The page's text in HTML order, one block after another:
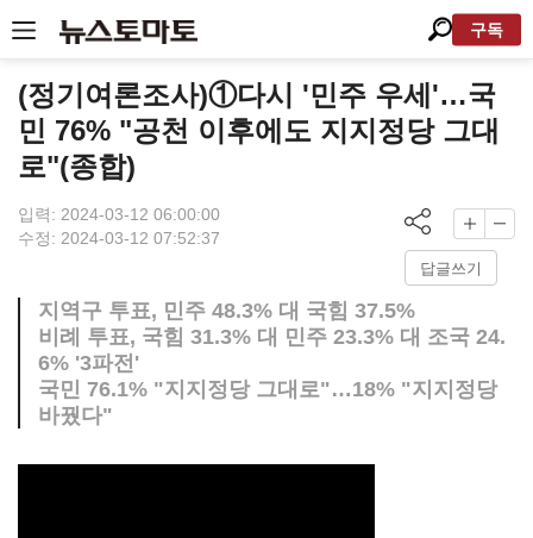
구독
(정기여론조사)①다시 '민주 우세'…국
민 76% "공천 이후에도 지지정당 그대
로"(종합)
입력: 2024-03-12 06:00:00
수정: 2024-03-12 07:52:37
답글쓰기
지역구 투표, 민주 48.3% 대 국힘 37.5%
비례 투표, 국힘 31.3% 대 민주 23.3% 대 조국 24.
6% '3파전'
국민 76.1% "지지정당 그대로"…18% "지지정당
바꿨다"